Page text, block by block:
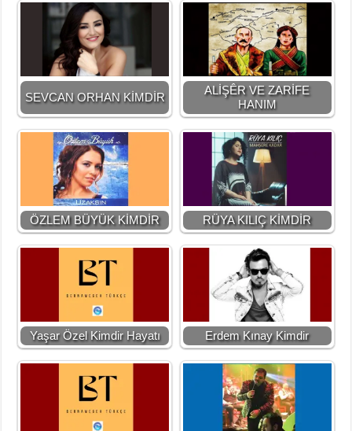
SEVCAN ORHAN KİMDİR
ALİŞÊR VE ZARİFE
HANIM
ÖZLEM BÜYÜK KİMDİR RÜYA KILIÇ KİMDİR
Yaşar Özel Kimdir Hayatı Erdem Kınay Kimdir